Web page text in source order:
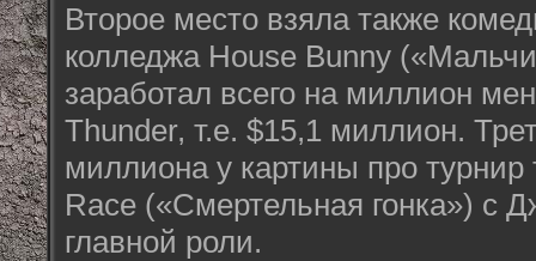
Второе место взяла также
колледжа House Bunny
заработал всего на миллион
Thunder, т.е. $15,1 миллион.
миллиона у картины про
Race («Смертельная гонка») с
главной роли.